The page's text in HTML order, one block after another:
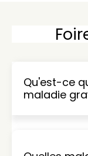
Qu'est-ce
maladie